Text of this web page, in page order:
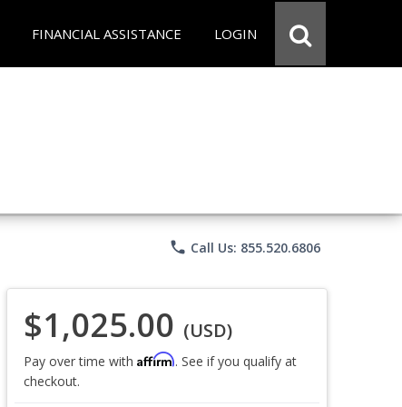
FINANCIAL ASSISTANCE LOGIN
phone Call Us: 855.520.6806
$1,025.00 (USD)
Pay over time with Affirm. See if you qualify at
checkout.